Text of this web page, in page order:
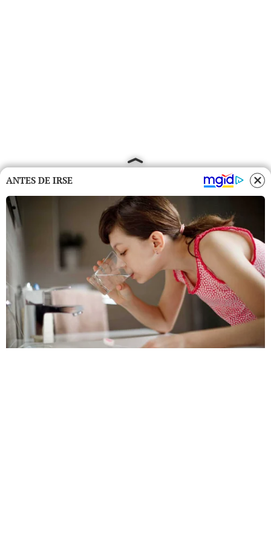
ANTES DE IRSE